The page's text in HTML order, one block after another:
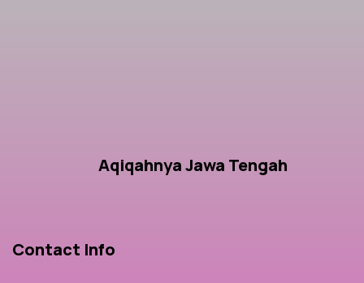
Aqiqahnya Jawa Tengah
Contact Info